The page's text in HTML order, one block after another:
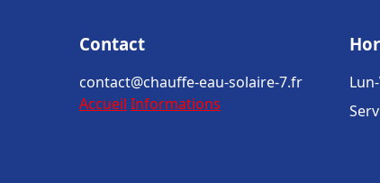
Contact
contact@chauffe-eau-solaire-7.fr
Accueil Informations